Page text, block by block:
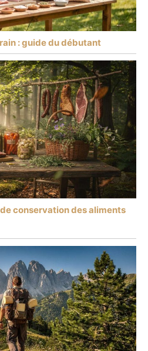
: guide du débutant
conservation des aliments